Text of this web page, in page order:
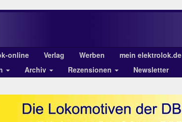
online Verlag Werben mein elektrolok.de
Archiv Rezensionen Newsletter